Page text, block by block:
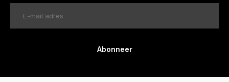
Abonneer